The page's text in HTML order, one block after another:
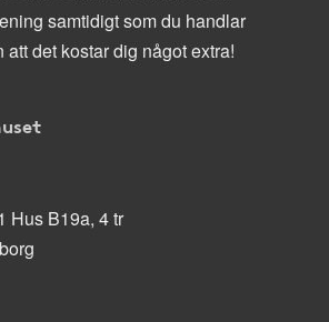
samtidigt som du handlar
att det kostar dig något extra!
Hus B19a, 4 tr